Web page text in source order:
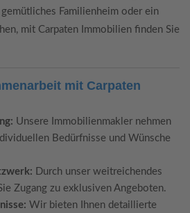
Familienheim oder ein
mit Carpaten Immobilien finden Sie
mit Carpaten
Unsere Immobilienmakler nehmen
Bedürfnisse und Wünsche
Durch unser weitreichendes
Zugang zu exklusiven Angeboten.
Wir bieten Ihnen detaillierte